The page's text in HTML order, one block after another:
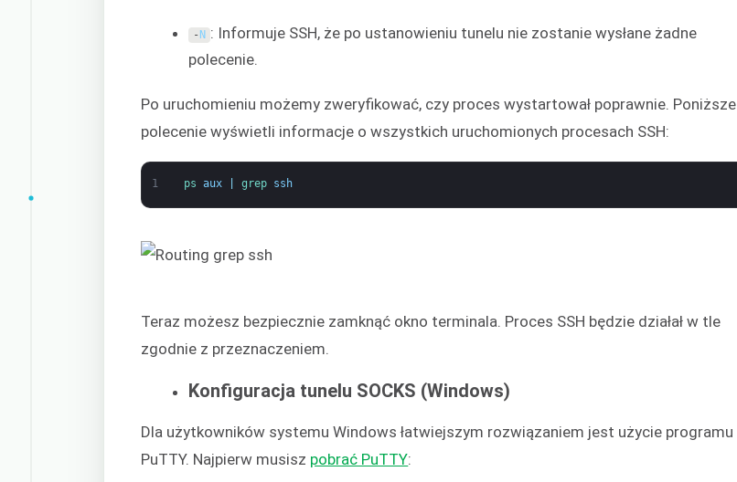
- N : Informuje SSH, że po ustanowieniu tunelu nie zostanie wysłane żadne
polecenie.
Po uruchomieniu możemy zweryfikować, czy proces wystartował poprawnie. Poniższe
polecenie wyświetli informacje o wszystkich uruchomionych procesach SSH:
1 ps aux grep ssh
Teraz możesz bezpiecznie zamknąć okno terminala. Proces SSH będzie działał w tle
zgodnie z przeznaczeniem.
Konfiguracja tunelu SOCKS (Windows)
Dla użytkowników systemu Windows łatwiejszym rozwiązaniem jest użycie programu
PuTTY. Najpierw musisz pobrać PuTTY: